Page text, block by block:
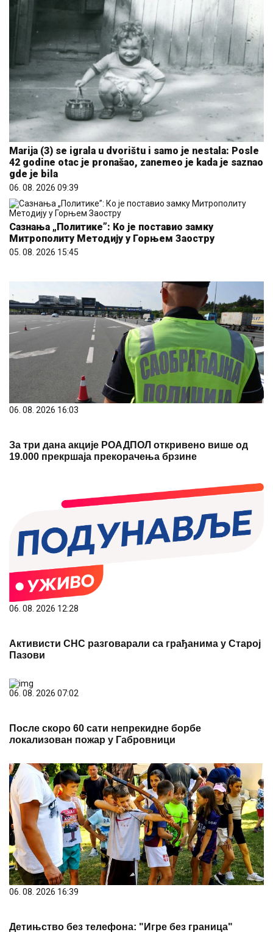
Marija (3) se igrala u dvorištu i samo je nestala: Posle
42 godine otac je pronašao, zanemeo je kada je saznao
gde je bila
06. 08. 2026 09:39
Сазнања „Политике”: Ко је поставио замку
Митрополиту Методију у Горњем Заостру
05. 08. 2026 15:45
06. 08. 2026 16:03
За три дана акције РОАДПОЛ откривено више од
19.000 прекршаја прекорачења брзине
06. 08. 2026 12:28
Активисти СНС разговарали са грађанима у Старој
Пазови
06. 08. 2026 07:02
После скоро 60 сати непрекидне борбе
локализован пожар у Габровници
06. 08. 2026 16:39
Детињство без телефона: "Игре без граница"